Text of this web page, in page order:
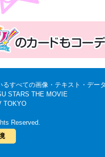
るすべての画像・テキスト・デー
STARS THE MOVIE
TOKYO
Reserved.